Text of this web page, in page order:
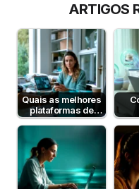
ARTIGOS
Quais as melhores
plataformas de
pagamento em
Portugal em 2026?